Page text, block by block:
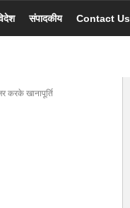
संपादकीय Contact Us
करके खानापूर्ति